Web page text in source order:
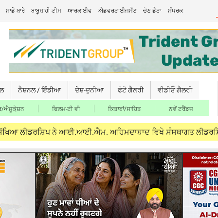
ਸਾਡੇ ਬਾਰੇ ਬਾਬੂਸ਼ਾਹੀ ਟੀਮ ਆਰਕਾਈਵ ਐਡਵਰਟਾਈਜਮੈਂਟ ਚੋਣ ਡੈਟਾ ਸੰਪਰਕ
ਨੈਸ਼ਨਲ / ਇੰਡੀਆ ਦੇਸ਼-ਦੁਨੀਆ ਫੋਟੋ ਗੈਲਰੀ ਵੀਡੀਓ ਗੈਲਰੀ
ਐਜੂਕੇ਼ਸ਼ਨ ਫਿਲਮ-ਟੀ ਵੀ ਕਿਤਾਬਾਂ/ਸਾਹਿਤ ਨਵੇਂ ਟਰੈਂਡਜ
ਨੇ ਆਈ.ਆਈ.ਐਮ. ਅਹਿਮਦਾਬਾਦ ਵਿਖੇ ਸੰਸਥਾਗਤ ਲੀਡਰਸ਼ਿਪ ਪ੍ਰੋਗਰਾਮ